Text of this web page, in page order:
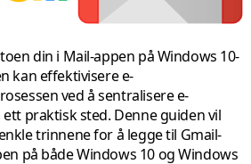
din i Mail-appen på Windows 10-
kan effektivisere e-
ved å sentralisere e-
praktisk sted. Denne guiden vil
trinnene for å legge til Gmail-
på både Windows 10 og Windows